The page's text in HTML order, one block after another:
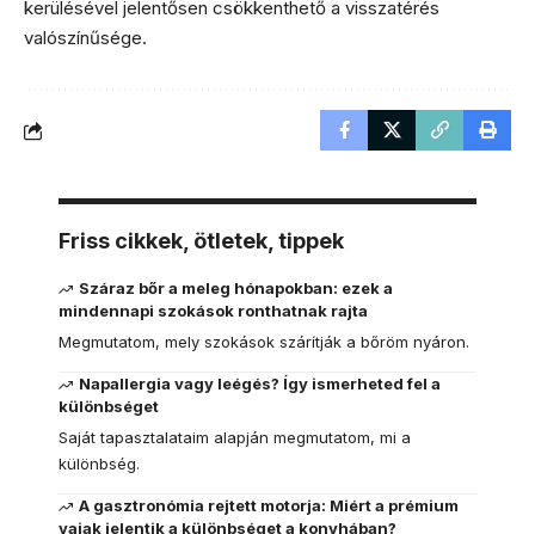
kerülésével jelentősen csökkenthető a visszatérés
valószínűsége.
Friss cikkek, ötletek, tippek
Száraz bőr a meleg hónapokban: ezek a
mindennapi szokások ronthatnak rajta
Megmutatom, mely szokások szárítják a bőröm nyáron.
Napallergia vagy leégés? Így ismerheted fel a
különbséget
Saját tapasztalataim alapján megmutatom, mi a
különbség.
A gasztronómia rejtett motorja: Miért a prémium
vajak jelentik a különbséget a konyhában?